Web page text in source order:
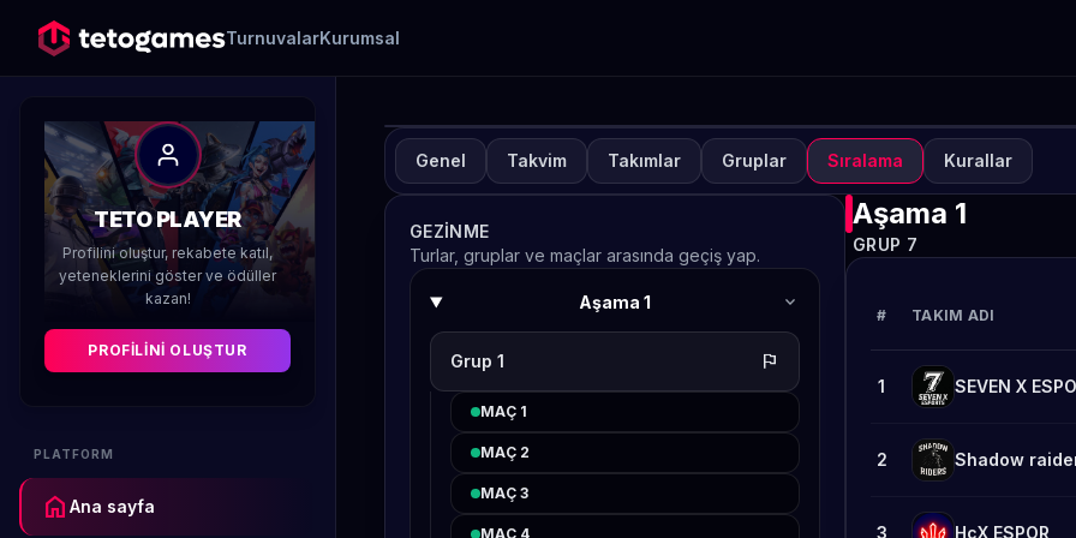
TurnuvalarKurumsal
TETO PLAYER
Profilini oluştur, rekabete katıl,
yeteneklerini göster ve ödüller
kazan!
PROFILINI OLUŞTUR
PLATFORM
home Ana sayfa
TURNUVA KAPALI
Always-ON PUBG MOBILE
Hafta 2
Düzenleyen TETO
Genel Takvim Takımlar Gruplar Sıralama Kurallar
GEZINME
Turlar, gruplar ve maçlar arasında geçiş yap.
Aşama 1 expand_more
Grup 1 flag
MAÇ 1
MAÇ 2
MAÇ 3
MAÇ 4
Aşama 1
GRUP 7
# TAKIM ADI
1 SEVEN X
2 Shadow
3 HcX ESPOR